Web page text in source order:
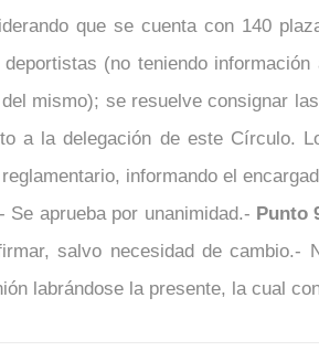
que se cuenta con 140
(no teniendo
mismo); se resuelve consignar
a la delegación de este Círculo.
informando el
Se aprueba por unanimidad.- Punto
salvo necesidad de
labrándose la presente, la cual